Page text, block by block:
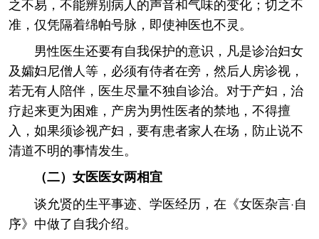
之不易，不能辨别病人的声音和气味的变化；切之不
准，仅凭隔着绵帕号脉，即使神医也不灵。
男性医生还要有自我保护的意识，凡是诊治妇女
及孀妇尼僧人等，必须有侍者在旁，然后人房诊视，
若无有人陪伴，医生尽量不独自诊治。对于产妇，治
疗起来更为困难，产房为男性医者的禁地，不得擅
入，如果须诊视产妇，要有患者家人在场，防止说不
清道不明的事情发生。
（二）女医医女两相宜
谈允贤的生平事迹、学医经历，在《女医杂言·自
序》中做了自我介绍。